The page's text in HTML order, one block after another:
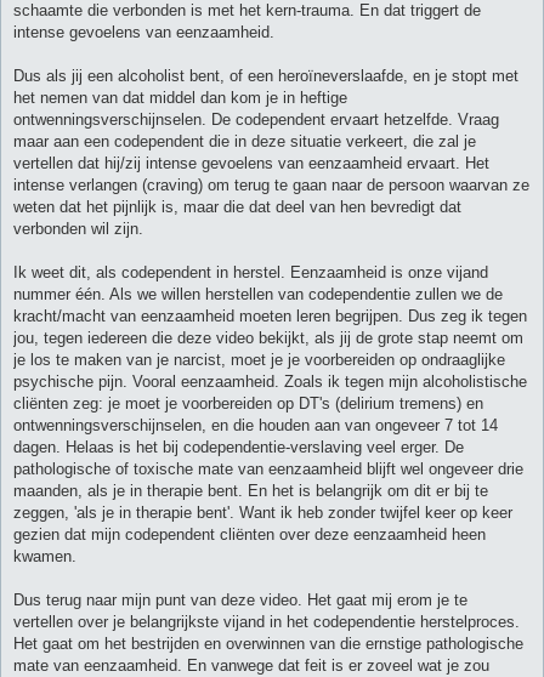
schaamte die verbonden is met het kern-trauma. En dat triggert de
intense gevoelens van eenzaamheid.
Dus als jij een alcoholist bent, of een heroïneverslaafde, en je stopt met
het nemen van dat middel dan kom je in heftige
ontwenningsverschijnselen. De codependent ervaart hetzelfde. Vraag
maar aan een codependent die in deze situatie verkeert, die zal je
vertellen dat hij/zij intense gevoelens van eenzaamheid ervaart. Het
intense verlangen (craving) om terug te gaan naar de persoon waarvan ze
weten dat het pijnlijk is, maar die dat deel van hen bevredigt dat
verbonden wil zijn.
Ik weet dit, als codependent in herstel. Eenzaamheid is onze vijand
nummer één. Als we willen herstellen van codependentie zullen we de
kracht/macht van eenzaamheid moeten leren begrijpen. Dus zeg ik tegen
jou, tegen iedereen die deze video bekijkt, als jij de grote stap neemt om
je los te maken van je narcist, moet je je voorbereiden op ondraaglijke
psychische pijn. Vooral eenzaamheid. Zoals ik tegen mijn alcoholistische
cliënten zeg: je moet je voorbereiden op DT's (delirium tremens) en
ontwenningsverschijnselen, en die houden aan van ongeveer 7 tot 14
dagen. Helaas is het bij codependentie-verslaving veel erger. De
pathologische of toxische mate van eenzaamheid blijft wel ongeveer drie
maanden, als je in therapie bent. En het is belangrijk om dit er bij te
zeggen, 'als je in therapie bent'. Want ik heb zonder twijfel keer op keer
gezien dat mijn codependent cliënten over deze eenzaamheid heen
kwamen.
Dus terug naar mijn punt van deze video. Het gaat mij erom je te
vertellen over je belangrijkste vijand in het codependentie herstelproces.
Het gaat om het bestrijden en overwinnen van die ernstige pathologische
mate van eenzaamheid. En vanwege dat feit is er zoveel wat je zou